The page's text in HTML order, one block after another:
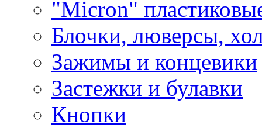
"Micron"
Блочки, люверсы,
Зажимы и концевики
Застежки и булавки
Кнопки